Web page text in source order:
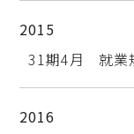
2015
31期4月 就業
2016